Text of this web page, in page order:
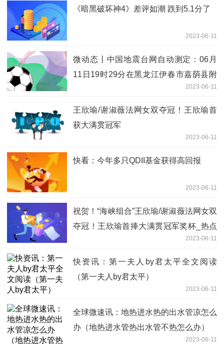
《暗黑破坏神4》差评如潮 跌到5.1分了
2023-06-11
微动态丨中国地震台网自动测定：06月
11日19时29分在黑龙江伊春市嘉荫县附
近（北纬48.73度，东经129.72度）发生
3.5级左右地震，最终结果以正式速报为
准
2023-06-11
王欣瑜/谢淑薇法网女双夺冠！王欣瑜首
获大满贯冠军
2023-06-11
快看：今年多只QDII基金获得高回报
2023-06-11
祝贺！“海峡组合”王欣瑜/谢淑薇法网女双
夺冠！王欣瑜首捧大满贯冠军奖杯_热点
2023-06-11
快资讯：第一夫人by君太平全文阅读
（第一夫人by君太平）
2023-06-11
全球微速讯：地热进水热的出水管凉怎么
办（地热进水管热出水管不热怎么办）
2023-06-11